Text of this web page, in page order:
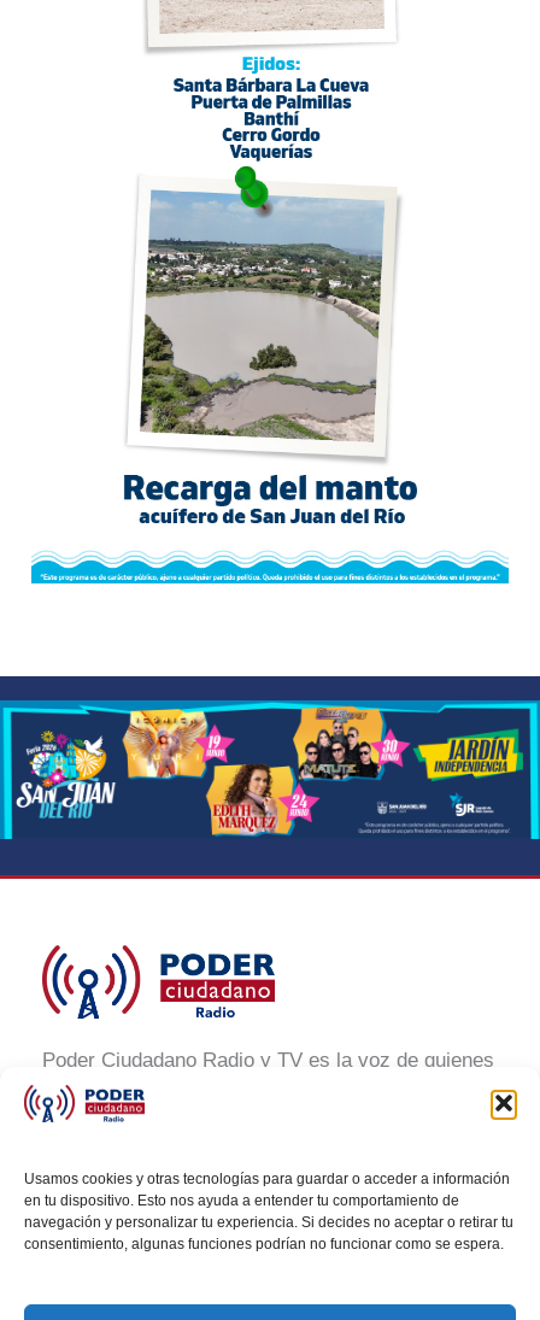
Usamos cookies y otras tecnologías para guardar o acceder a información
en tu dispositivo. Esto nos ayuda a entender tu comportamiento de
navegación y personalizar tu experiencia. Si decides no aceptar o retirar tu
consentimiento, algunas funciones podrían no funcionar como se espera.
Poder Ciudadano Radio y TV es la voz de quienes
buscan un México informado y participativo.
Nuestro compromiso es conectar con la
transformación social a través de noticias claras,
veraces y al alcance de todos.